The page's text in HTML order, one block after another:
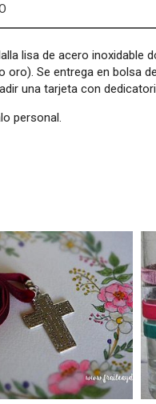
lisa de acero inoxidable
oro). Se entrega en bolsa
una tarjeta con
personal.